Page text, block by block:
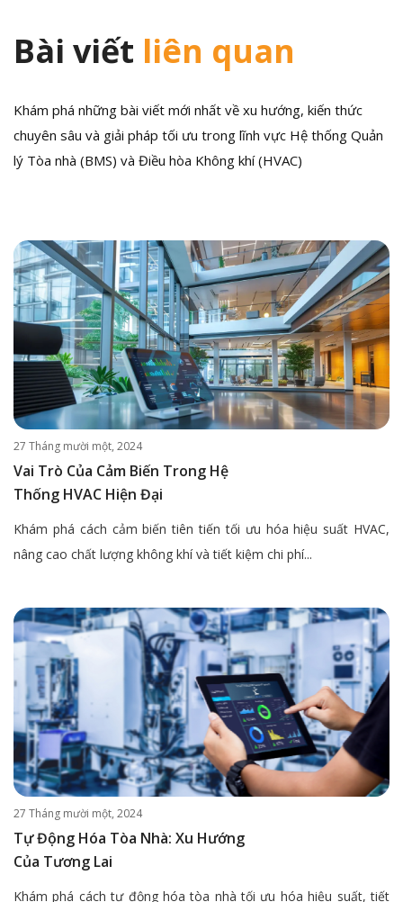
Bài viết liên quan
Khám phá những bài viết mới nhất về xu hướng, kiến thức
chuyên sâu và giải pháp tối ưu trong lĩnh vực Hệ thống Quản
lý Tòa nhà (BMS) và Điều hòa Không khí (HVAC)
27 Tháng mười một, 2024
Vai Trò Của Cảm Biến Trong Hệ
Thống HVAC Hiện Đại
Khám phá cách cảm biến tiên tiến tối ưu hóa hiệu suất HVAC,
nâng cao chất lượng không khí và tiết kiệm chi phí...
27 Tháng mười một, 2024
Tự Động Hóa Tòa Nhà: Xu Hướng
Của Tương Lai
Khám phá cách tự động hóa tòa nhà tối ưu hóa hiệu suất, tiết